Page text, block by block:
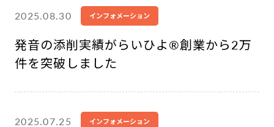
2025.08.30 インフォメーション
発音の添削実績がらいひよ®︎創業から2万
件を突破しました
2025.07.25 インフォメーション